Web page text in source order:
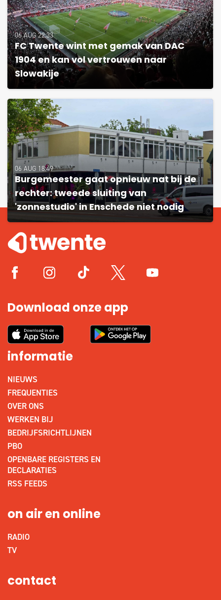
06 AUG 22:33
FC Twente wint met gemak van DAC
1904 en kan vol vertrouwen naar
Slowakije
06 AUG 18:49
Burgemeester gaat opnieuw nat bij de
rechter: tweede sluiting van
'zonnestudio' in Enschede niet nodig
Download onze app
informatie
NIEUWS
FREQUENTIES
OVER ONS
WERKEN BIJ
BEDRIJFSRICHTLIJNEN
PBO
OPENBARE REGISTERS EN
DECLARATIES
RSS FEEDS
on air en online
RADIO
TV
contact